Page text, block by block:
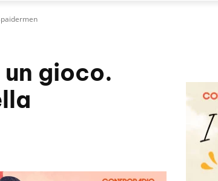
gioco.